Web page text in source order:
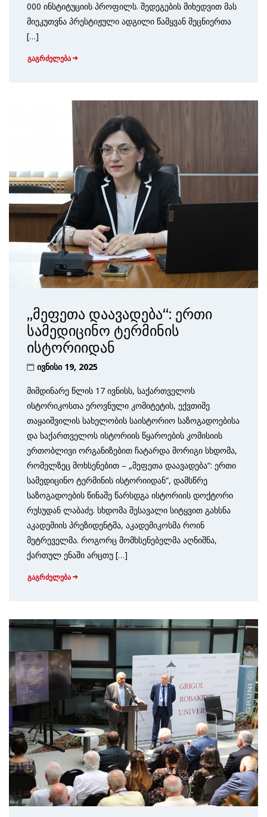
000 ინსტიტუციის პროფილს. შედეგების მიხედვით მას
მიეკუთვნა პრესტიჟული ადგილი წამყვან მეცნიერთა
[…]
გაგრძელება
„მეფეთა დაავადება“: ერთი
სამედიცინო ტერმინის
ისტორიიდან
ივნისი 19, 2025
მიმდინარე წლის 17 ივნისს, საქართველოს
ისტორიკოსთა ეროვნული კომიტეტის, ექვთიმე
თაყაიშვილის სახელობის საისტორიო საზოგადოებისა
და საქართველოს ისტორიის წყაროების კომისიის
ერთობლივი ორგანიზებით ჩატარდა მორიგი სხდომა,
რომელზეც მოხსენებით – „მეფეთა დაავადება“: ერთი
სამედიცინო ტერმინის ისტორიიდან“, დამსწრე
საზოგადოების წინაშე წარსდგა ისტორიის დოქტორი
რუსუდან ლაბაძე. სხდომა შესავალი სიტყვით გახსნა
აკადემიის პრეზიდენტმა, აკადემიკოსმა როინ
მეტრეველმა. როგორც მომხსენებელმა აღნიშნა,
ქართულ ენაში არცთუ […]
გაგრძელება